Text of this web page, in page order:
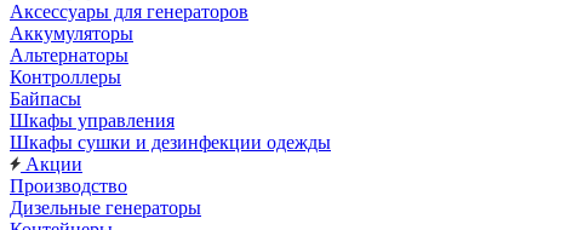
Аксессуары для генераторов
Аккумуляторы
Альтернаторы
Контроллеры
Байпасы
Шкафы управления
Шкафы сушки и дезинфекции одежды
Акции
Производство
Дизельные генераторы